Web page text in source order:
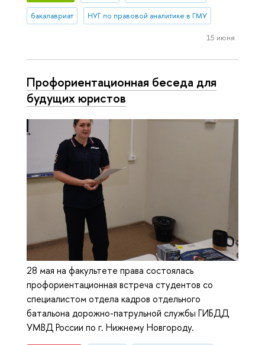
бакалавриат НУГ по правовой аналитике в ГМУ
15 июня
Профориентационная беседа для
будущих юристов
28 мая на факультете права состоялась
профориентационная встреча студентов со
специалистом отдела кадров отдельного
батальона дорожно-патрульной службы ГИБДД
УМВД России по г. Нижнему Новгороду.